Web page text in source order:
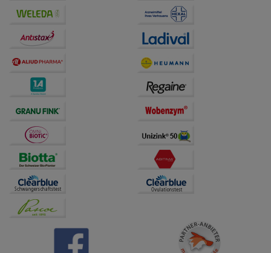
Bitte beachten Sie, dass Daten hierfür teilweise an
Dritte wie z.B. Google oder soziale Medien
übertragen werden.